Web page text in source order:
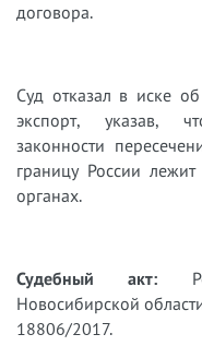
договора.
Суд отказал в иске
экспорт, указав,
законности
границу России
органах.
Судебный акт:
Новосибирской
18806/2017.